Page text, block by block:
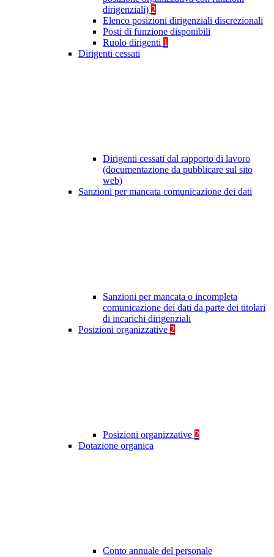
dirigenziali) 2
Elenco posizioni dirigenziali discrezionali
Posti di funzione disponibili
Ruolo dirigenti 1
Dirigenti cessati
Dirigenti cessati dal rapporto di lavoro
(documentazione da pubblicare sul sito
web)
Sanzioni per mancata comunicazione dei dati
Sanzioni per mancata o incompleta
comunicazione dei dati da parte dei titolari
di incarichi dirigenziali
Posizioni organizzative 2
Posizioni organizzative 2
Dotazione organica
Conto annuale del personale